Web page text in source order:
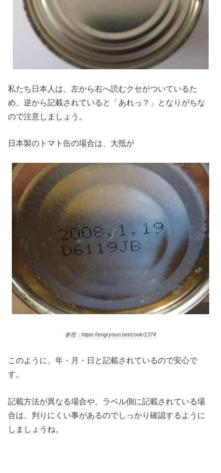
私たち日本人は、左から右へ読むクセがついているた
め、逆から記載されていると「あれっ？」となりがちな
ので注意しましょう。
日本製のトマト缶の場合は、大抵が
参照：https://engryouri.net/cook/1374
このように、年・月・日と記載されているので安心で
す。
記載方法が異なる場合や、ラベル側に記載されている場
合は、判りにくい事があるのでしっかり確認するように
しましょうね。